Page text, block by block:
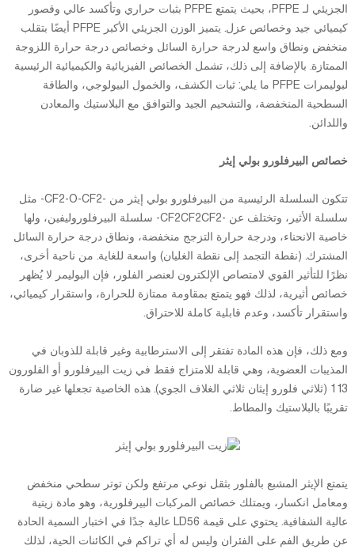
الجزيئي لـ PFPE، بحيث يتمتع PFPE بثبات حراري وتأكسد عالي وقصور
كيميائي جيد وخصائص عزل. يتميز الوزن الجزيئي الأكبر PFPE أيضًا بتقلب
منخفض ونطاق واسع لدرجة حرارة السائل وخصائص درجة حرارة اللزوجة
الممتازة. بالإضافة إلى ذلك، تشمل الخصائص الفيزيائية والكيميائية الرئيسية
لبوليمرات PFPE ما يلي: ثبات الكشف، والخمول البيولوجي، والطاقة
السطحية المنخفضة، والتشحيم الجيد والتوافق مع البلاستيك والمعادن
واللدائن.
خصائص البيرفلورو بولي إيثر
تتكون السلسلة الرئيسية من البيرفلورو بولي إيثر من -CF2-O-CF2- مثل
سلسلة الأثير، وتختلف عن -CF2CF2CF2- سلسلة البيرفلوروليفين، ولها
خاصية الانحناء، ودرجة حرارة التزجج منخفضة، ونطاق درجة حرارة السائل
المشترك. (نقطة التجمد إلى نقطة الغليان) واسعة للغاية. من ناحية أخرى،
نظرًا للتأثير القوي لامتصاص الإلكترون لعنصر الفلور، فإن البوليمر لا يُظهر
خصائص أثيرية، لذلك فهو يتمتع بمقاومة ممتازة للحرارة، واستقرار كيميائي،
واستقرار تأكسد، وعدم قابلية كاملة للاحتراق.
ومع ذلك، فإن هذه المادة تفتقر إلى الاسترطابية وغير قابلة للذوبان في
المذيبات العضوية، وهي قابلة للامتزاج فقط في زيت البيرفلورو أو الفلورون
113 (ثلاثي فلورو إيثان ثلاثي الغلاف الجوي). هذه الخاصية تجعلها غير ضارة
تقريبًا بالبلاستيك والمطاط.
يتمتع الإيثر المشبع بالفلور بثقل نوعي مرتفع ولكن توتر سطحي منخفض
ومعامل انكسار، ويمتلك خصائص المركبات البيرفلورية، وهو مادة زيتية
عالية الشفافية. يحتوي على قيمة LD56 عالية جدًا في اختبار السمية الحادة
عن طريق الفم على الفئران وليس له أي تراكم في الكائنات الحية، لذلك